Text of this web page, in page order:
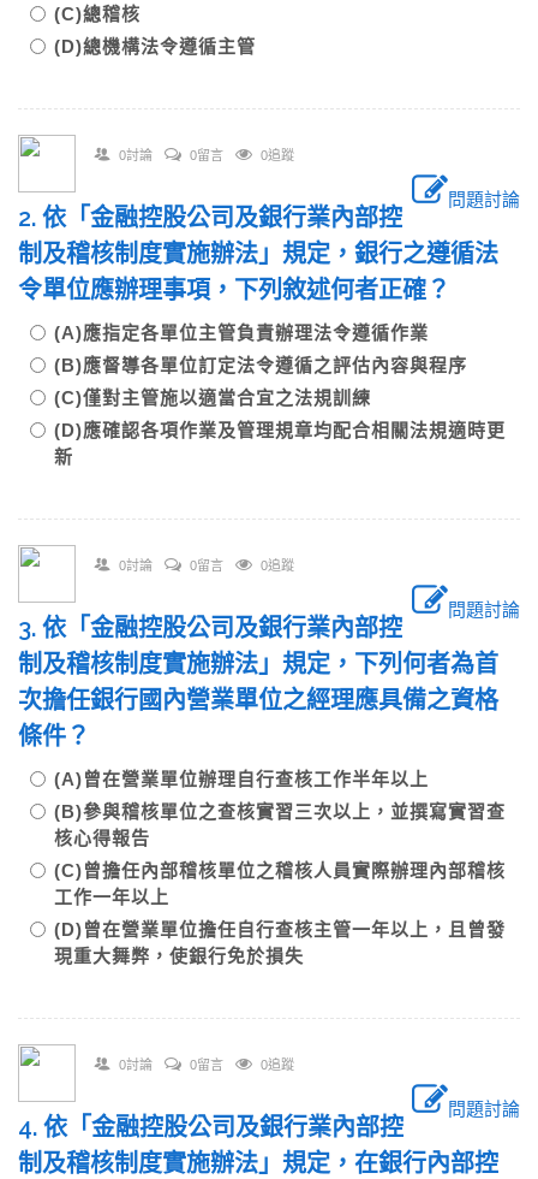
(C)總稽核
(D)總機構法令遵循主管
0討論 0留言 0追蹤
問題討論
2. 依「金融控股公司及銀行業內部控
制及稽核制度實施辦法」規定，銀行之遵循法
令單位應辦理事項，下列敘述何者正確？
(A)應指定各單位主管負責辦理法令遵循作業
(B)應督導各單位訂定法令遵循之評估內容與程序
(C)僅對主管施以適當合宜之法規訓練
(D)應確認各項作業及管理規章均配合相關法規適時更
新
0討論 0留言 0追蹤
問題討論
3. 依「金融控股公司及銀行業內部控
制及稽核制度實施辦法」規定，下列何者為首
次擔任銀行國內營業單位之經理應具備之資格
條件？
(A)曾在營業單位辦理自行查核工作半年以上
(B)參與稽核單位之查核實習三次以上，並撰寫實習查
核心得報告
(C)曾擔任內部稽核單位之稽核人員實際辦理內部稽核
工作一年以上
(D)曾在營業單位擔任自行查核主管一年以上，且曾發
現重大舞弊，使銀行免於損失
0討論 0留言 0追蹤
問題討論
4. 依「金融控股公司及銀行業內部控
制及稽核制度實施辦法」規定，在銀行內部控